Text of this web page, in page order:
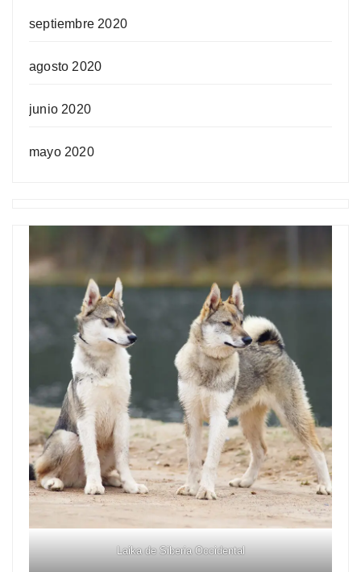
septiembre 2020
agosto 2020
junio 2020
mayo 2020
Laika de Siberia Occidental